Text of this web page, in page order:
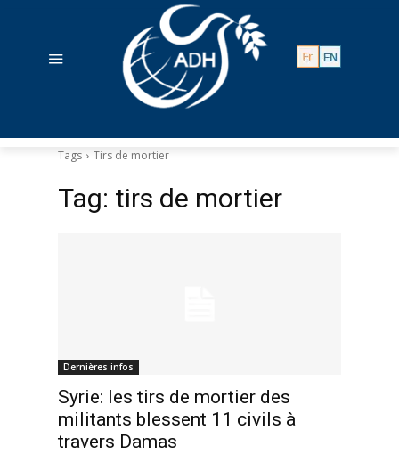
Tags Tirs de mortier
Tag: tirs de mortier
Dernières infos
Syrie: les tirs de mortier des
militants blessent 11 civils à
travers Damas